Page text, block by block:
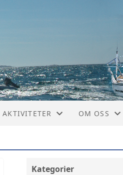
AKTIVITETER
VESTLANDET
OM OSS
Kategorier